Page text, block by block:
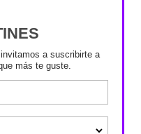
a suscribirte a
más te guste.